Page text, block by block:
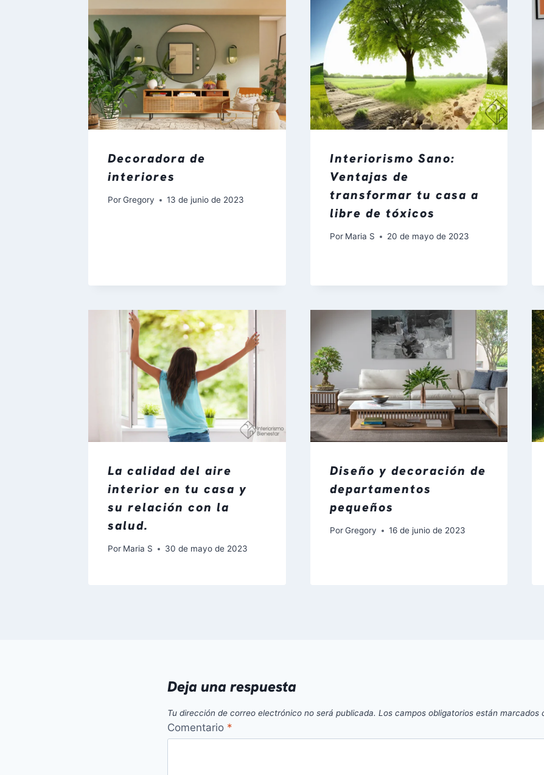
Decoradora de
interiores
PorGregory 13 de junio de 2023
Interiorismo Sano:
Ventajas de
transformar tu casa a
libre de tóxicos
Por Maria S 20 de mayo de 2023
La calidad del aire
interior en tu casa y
su relación con la
salud.
Por Maria S 30 de mayo de 2023
Diseño y decoración de
departamentos
pequeños
Por Gregory 16 de junio de 2023
Deja una respuesta
Tu dirección de correo electrónico no será publicada. Los campos obligatorios están marcados
Comentario *